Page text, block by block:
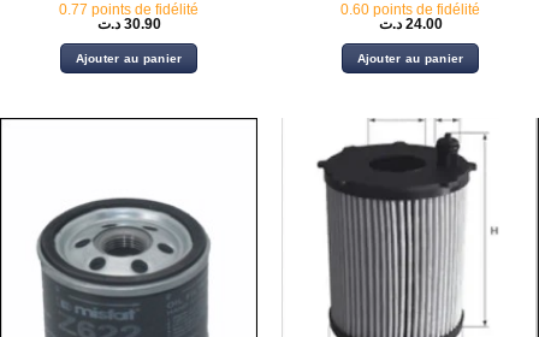
0.77 points de fidélité
30.90 د.ت
Ajouter au panier
0.60 points de fidélité
24.00 د.ت
Ajouter au panier